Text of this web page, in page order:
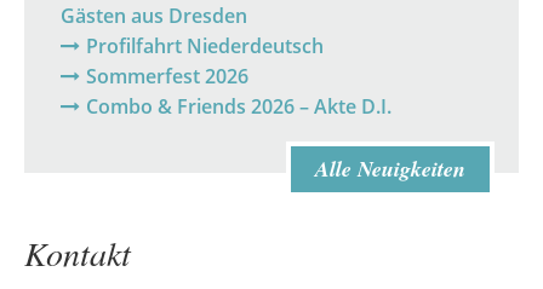
Gästen aus Dresden
Profilfahrt Niederdeutsch
Sommerfest 2026
Combo & Friends 2026 – Akte D.I.
Alle Neuigkeiten
Kontakt